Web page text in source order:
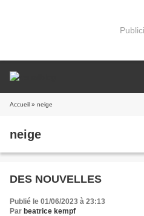
Accueil » neige
neige
DES NOUVELLES
Publié le 01/06/2023 à 23:13
Par beatrice kempf